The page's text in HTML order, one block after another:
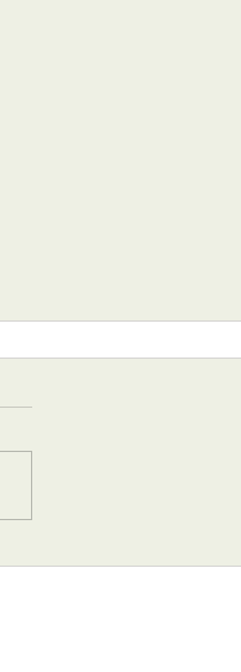
7月1日より変更お知